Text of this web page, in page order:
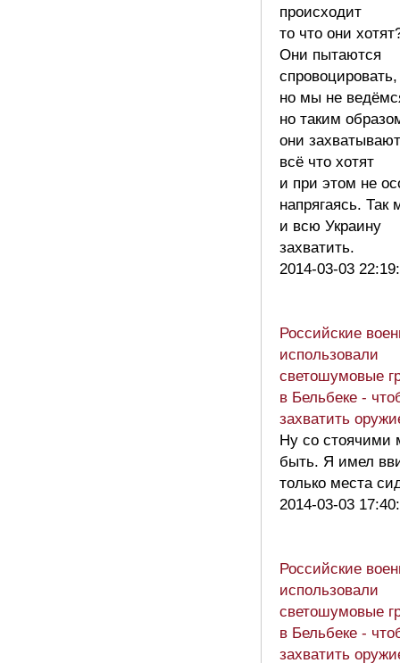
происходит
то что они
Они пытаются
спровоцировать,
но мы не
но таким
они захватывают
всё что хотят
и при этом не
напрягаясь. Так
и всю Украину
захватить.
2014-03-03
Российские
использовали
светошумовые
в Бельбеке -
захватить
Ну со стоячими
быть. Я имел
только места
2014-03-03
Российские
использовали
светошумовые
в Бельбеке -
захватить